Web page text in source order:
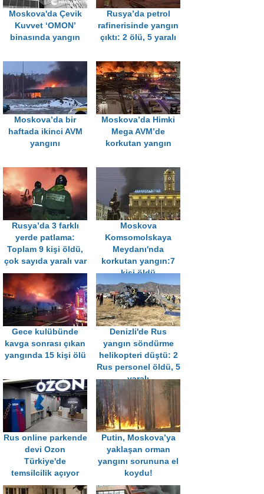
Moskova'da Çevik
Kuvvet ‘OMON’
binasında yangın
Rusya’da petrol
rafinerisinde yangın
çıktı: 2 ölü, 5 yaralı
Moskova’da bir
haftada ikinci AVM
yangını
Moskova’da Himki
Mega AVM’de
korkutan yangın
Rusya’da 3 farklı
yerde patlama:
Toplam 9 kişi öldü,
çok sayıda yaralı var
Moskova
Komsomolskaya
Meydanı'nda
korkutan yangın:7
kişi öldü
Gece kulübünde
kavga sonrası çıkan
yangında 15 kişi ölü
Denizli'de Rus
yangın söndürme
helikopteri düştü: 2
Rus personel öldü, 5
yaralı
Rus online parkende
devi Ozon
Türkiye'de
temsilcilik açıyor
Putin, Moskova’ya
yaklaşan orman
yangını sorununa el
koydu!